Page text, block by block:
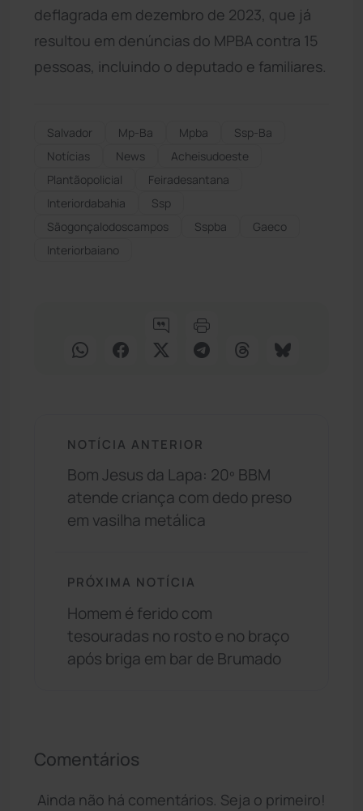
deflagrada em dezembro de 2023, que já
resultou em denúncias do MPBA contra 15
pessoas, incluindo o deputado e familiares.
Salvador Mp-Ba Mpba
Ssp-Ba
Notícias
News
Acheisudoeste
Plantãopolicial
Feiradesantana
Interiordabahia
Ssp
Sãogonçalodoscampos
Sspba
Gaeco
Interiorbaiano
NOTÍCIA ANTERIOR
Bom Jesus da Lapa: 20º BBM
atende criança com dedo preso
em vasilha metálica
PRÓXIMA NOTÍCIA
Homem é ferido com
tesouradas no rosto e no braço
após briga em bar de Brumado
Comentários
Ainda não há comentários. Seja o primeiro!